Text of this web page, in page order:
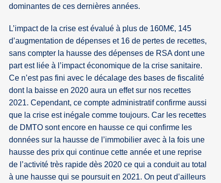
dominantes de ces dernières années.
L’impact de la crise est évalué à plus de 160M€, 145
d’augmentation de dépenses et 16 de pertes de recettes,
sans compter la hausse des dépenses de RSA dont une
part est liée à l’impact économique de la crise sanitaire.
Ce n’est pas fini avec le décalage des bases de fiscalité
dont la baisse en 2020 aura un effet sur nos recettes
2021. Cependant, ce compte administratif confirme aussi
que la crise est inégale comme toujours. Car les recettes
de DMTO sont encore en hausse ce qui confirme les
données sur la hausse de l’immobilier avec à la fois une
hausse des prix qui continue cette année et une reprise
de l’activité très rapide dès 2020 ce qui a conduit au total
à une hausse qui se poursuit en 2021. On peut d’ailleurs